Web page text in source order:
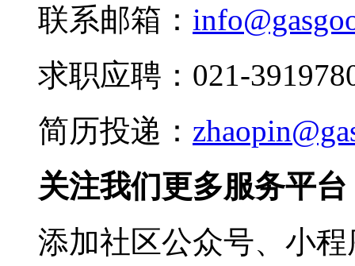
联系邮箱：
求职应聘：021-
简历投递：
关注我们更多服务平台
添加社区公众号、小